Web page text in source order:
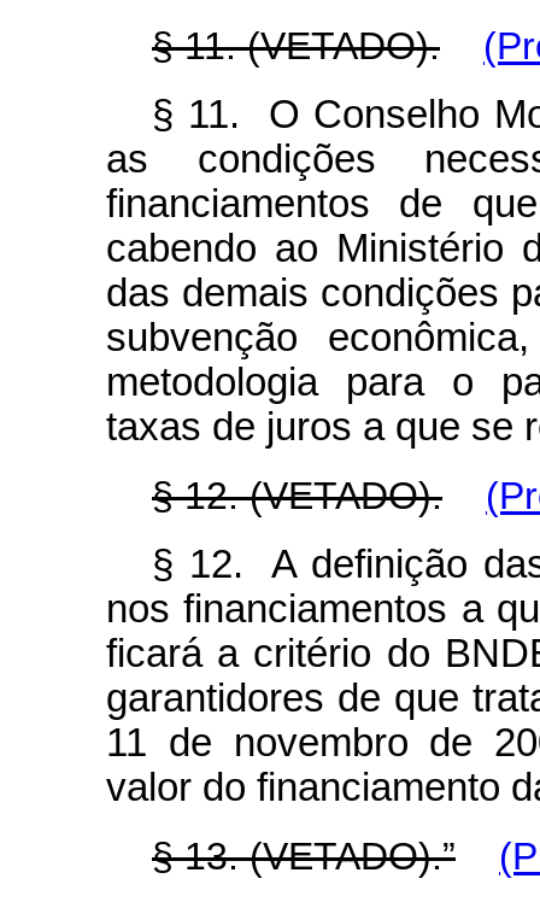
§ 11. (VETADO).
§ 11. O Conselho
as condições
financiamentos de
cabendo ao Ministério
das demais condições
subvenção
metodologia para o
taxas de juros a que se
§ 12. (VETADO).
§ 12. A definição
nos financiamentos a
ficará a critério do
garantidores de que
11 de novembro de
valor do financiamento
§ 13. (VETADO).”